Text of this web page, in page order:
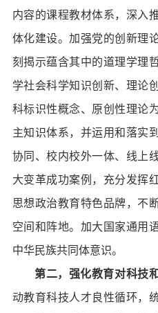
内容的课程教材体系，深入
体化建设。加强党的创新理
刻揭示蕴含其中的道理学理
学社会科学知识创新、理论
科标识性概念、原创性理论
主知识体系，并运用和落实
协同、校内校外一体、线上
大变革成功案例，充分发挥
思想政治教育特色品牌，不
空间和阵地。加大国家通用
中华民族共同体意识。
第二，强化教育对科技
动教育科技人才良性循环，